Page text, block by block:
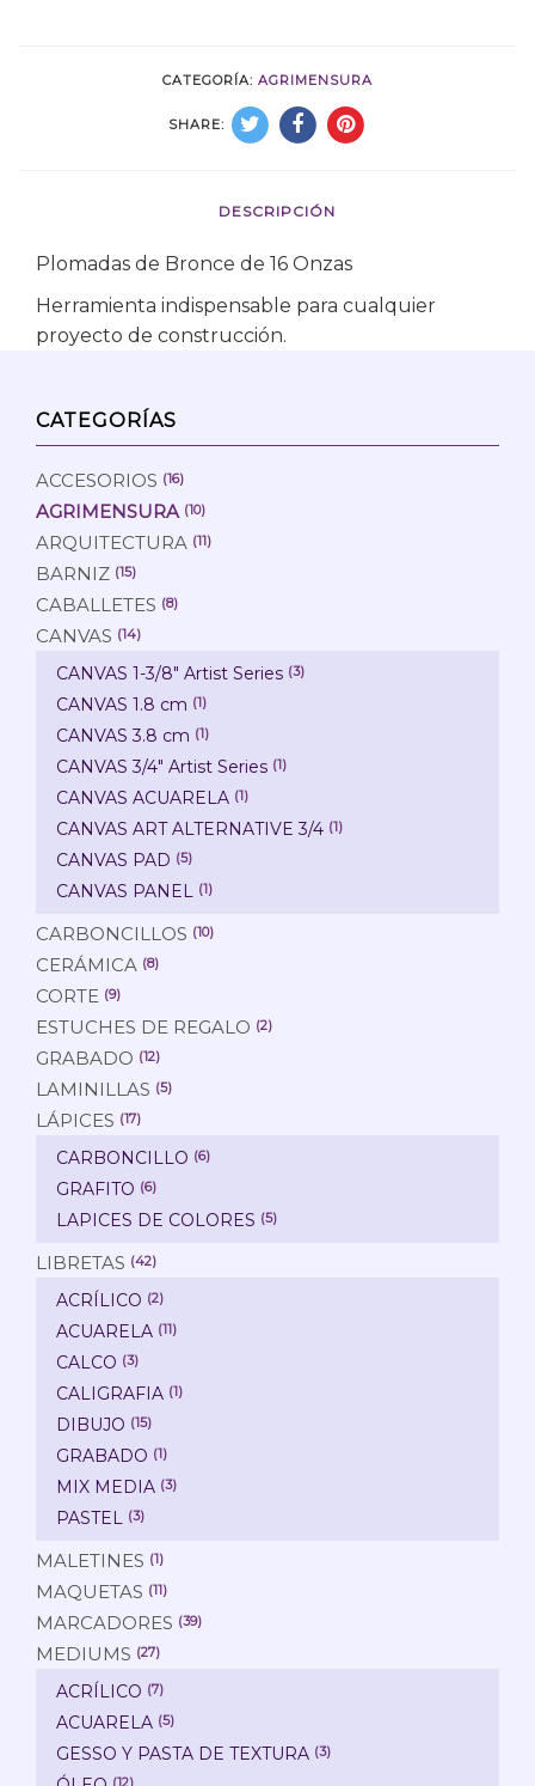
CATEGORÍA: AGRIMENSURA
SHARE:
DESCRIPCIÓN
Plomadas de Bronce de 16 Onzas
Herramienta indispensable para cualquier
proyecto de construcción.
CATEGORÍAS
ACCESORIOS (16)
AGRIMENSURA (10)
ARQUITECTURA (11)
BARNIZ (15)
CABALLETES (8)
CANVAS (14)
CANVAS 1-3/8" Artist Series (3)
CANVAS 1.8 cm (1)
CANVAS 3.8 cm (1)
CANVAS 3/4" Artist Series (1)
CANVAS ACUARELA (1)
CANVAS ART ALTERNATIVE 3/4 (1)
CANVAS PAD (5)
CANVAS PANEL (1)
CARBONCILLOS (10)
CERÁMICA (8)
CORTE (9)
ESTUCHES DE REGALO (2)
GRABADO (12)
LAMINILLAS (5)
LÁPICES (17)
CARBONCILLO (6)
GRAFITO (6)
LAPICES DE COLORES (5)
LIBRETAS (42)
ACRÍLICO (2)
ACUARELA (11)
CALCO (3)
CALIGRAFIA (1)
DIBUJO (15)
GRABADO (1)
MIX MEDIA (3)
PASTEL (3)
MALETINES (1)
MAQUETAS (11)
MARCADORES (39)
MEDIUMS (27)
ACRÍLICO (7)
ACUARELA (5)
GESSO Y PASTA DE TEXTURA (3)